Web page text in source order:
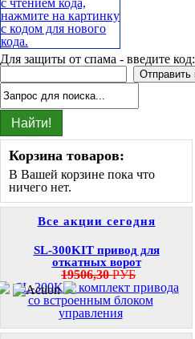
Для защиты от спама - введите код:
Корзина товаров:
В Вашей корзине пока что
ничего нет.
Все акции сегодня
SL-300KIT привод для
откатных ворот
19506,30РУБ